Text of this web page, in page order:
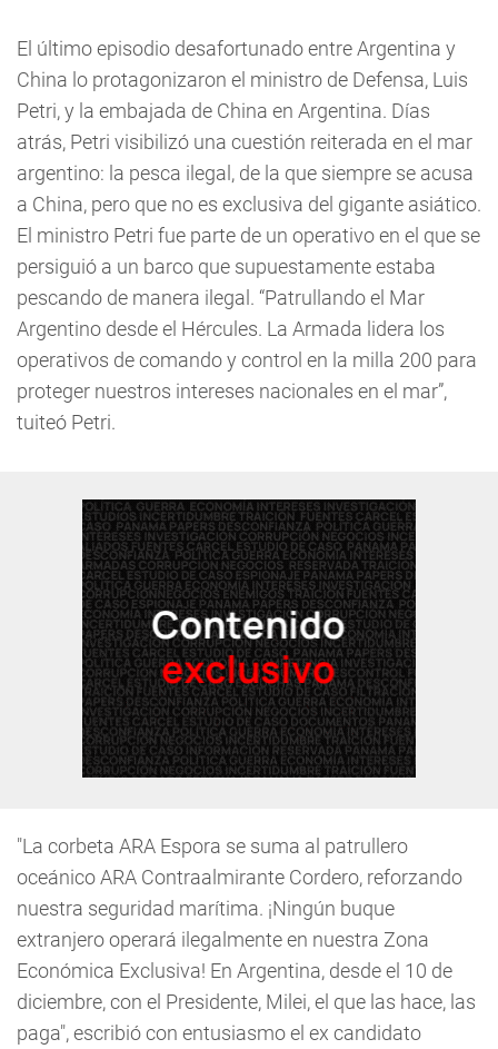
El último episodio desafortunado entre Argentina y
China lo protagonizaron el ministro de Defensa, Luis
Petri, y la embajada de China en Argentina. Días
atrás, Petri visibilizó una cuestión reiterada en el mar
argentino: la pesca ilegal, de la que siempre se acusa
a China, pero que no es exclusiva del gigante asiático.
El ministro Petri fue parte de un operativo en el que se
persiguió a un barco que supuestamente estaba
pescando de manera ilegal. “Patrullando el Mar
Argentino desde el Hércules. La Armada lidera los
operativos de comando y control en la milla 200 para
proteger nuestros intereses nacionales en el mar”,
tuiteó Petri.
"La corbeta ARA Espora se suma al patrullero
oceánico ARA Contraalmirante Cordero, reforzando
nuestra seguridad marítima. ¡Ningún buque
extranjero operará ilegalmente en nuestra Zona
Económica Exclusiva! En Argentina, desde el 10 de
diciembre, con el Presidente, Milei, el que las hace, las
paga", escribió con entusiasmo el ex candidato